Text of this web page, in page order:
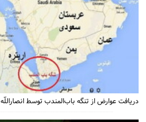
دریافت عوارض از تنگه باب‌المندب توسط انصاراللّه